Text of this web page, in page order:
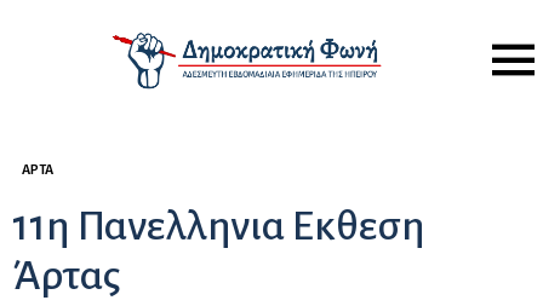
Menu
ΆΡΤΑ
11η Πανελληνια Εκθεση
Άρτας